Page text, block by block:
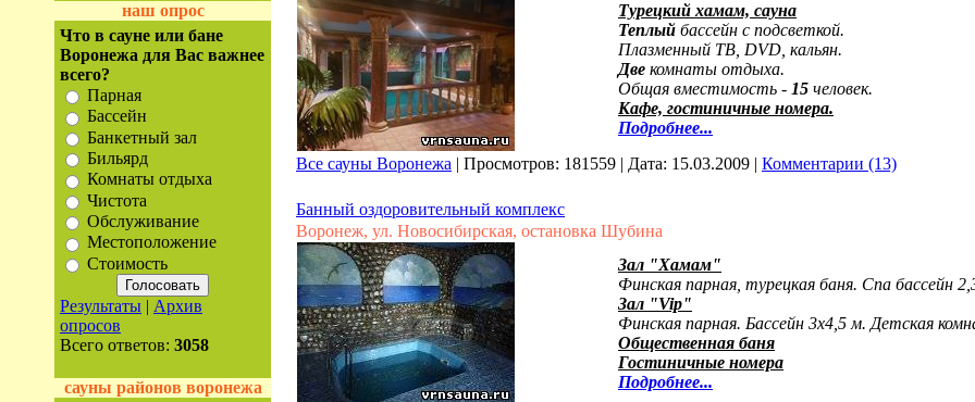
наш опрос
Что в сауне или бане
Воронежа для Вас важнее
всего?
Парная
Бассейн
Банкетный зал
Бильярд
Комнаты отдыха
Чистота
Обслуживание
Местоположение
Стоимость
Результаты | Архив
опросов
Всего ответов: 3058
сауны районов воронежа
Турецкий хамам, сауна
Теплый бассейн с подсветкой.
Плазменный ТВ, DVD, кальян.
Две комнаты отдыха.
Общая вместимость - 15 человек.
Кафе, гостиничные номера.
Подробнее...
Все сауны Воронежа | Просмотров: 181559 | Дата: 15.03.2009 | Комментарии (13)
Банный оздоровительный комплекс
Воронеж, ул. Новосибирская, остановка Шубина
Зал "Хамам"
Финская парная, турецкая баня. Спа бассейн
Зал "Vip"
Финская парная. Бассейн 3х4,5 м. Детская
Общественная баня
Гостиничные номера
Подробнее...